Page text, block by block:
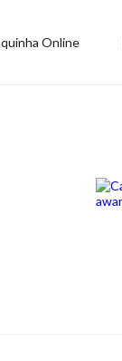
Online